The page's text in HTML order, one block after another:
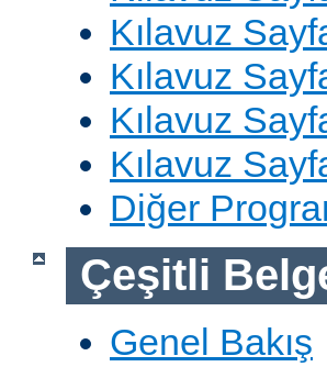
Kılavuz
Kılavuz
Kılavuz
Kılavuz
Diğer
Çeşitli
Genel Bakış